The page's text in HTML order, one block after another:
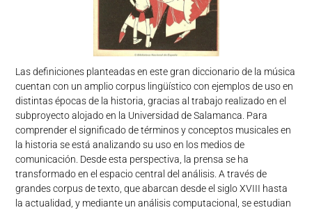
Las definiciones planteadas en este gran diccionario de la música
cuentan con un amplio corpus lingüístico con ejemplos de uso en
distintas épocas de la historia, gracias al trabajo realizado en el
subproyecto alojado en la Universidad de Salamanca. Para
comprender el significado de términos y conceptos musicales en
la historia se está analizando su uso en los medios de
comunicación. Desde esta perspectiva, la prensa se ha
transformado en el espacio central del análisis. A través de
grandes corpus de texto, que abarcan desde el siglo XVIII hasta
la actualidad, y mediante un análisis computacional, se estudian